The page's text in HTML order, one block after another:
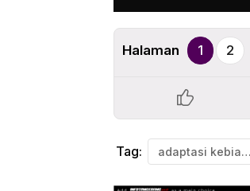
Halaman 1 2
Tag: adaptasi kebiasaan baru